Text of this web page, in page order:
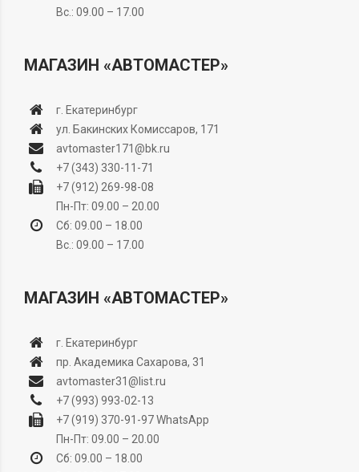
Вс.: 09.00 – 17.00
МАГАЗИН «АВТОМАСТЕР»
г. Екатеринбург
ул. Бакинских Комиссаров, 171
avtomaster171@bk.ru
+7 (343) 330-11-71
+7 (912) 269-98-08
Пн-Пт: 09.00 – 20.00
Сб: 09.00 – 18.00
Вс.: 09.00 – 17.00
МАГАЗИН «АВТОМАСТЕР»
г. Екатеринбург
пр. Академика Сахарова, 31
avtomaster31@list.ru
+7 (993) 993-02-13
+7 (919) 370-91-97WhatsApp
Пн-Пт: 09.00 – 20.00
Сб: 09.00 – 18.00